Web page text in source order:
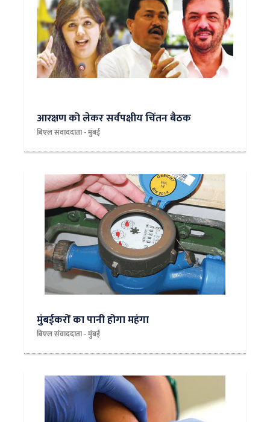
आरक्षण को लेकर सर्वपक्षीय चिंतन बैठक
बिएल संवाददाता - मुंबई
मुंबईकरों का पानी होगा महंगा
बिएल संवाददाता - मुंबई